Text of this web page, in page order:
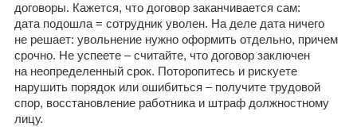
договоры. Кажется, что договор заканчивается сам:
дата подошла = сотрудник уволен. На деле дата ничего
не решает: увольнение нужно оформить отдельно, причем
срочно. Не успеете – считайте, что договор заключен
на неопределенный срок. Поторопитесь и рискуете
нарушить порядок или ошибиться – получите трудовой
спор, восстановление работника и штраф должностному
лицу.